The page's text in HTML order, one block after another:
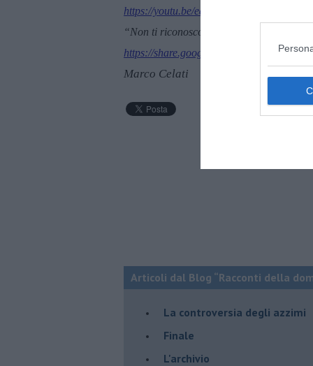
https://youtu.be/
“Non ti riconosco più”, Giancane, sigla
https://share.google/KEAT96Ifo4Vd19EIE
Marco Celati
Articoli dal Blog “Racconti della
La controversia degli azzimi
Finale
L'archivio